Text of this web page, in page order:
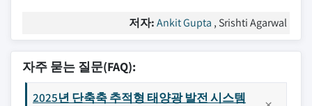
저자:Ankit Gupta , Srishti Agarwal
자주 묻는 질문(FAQ):
2025년 단축축 추적형 태양광 발전 시스템